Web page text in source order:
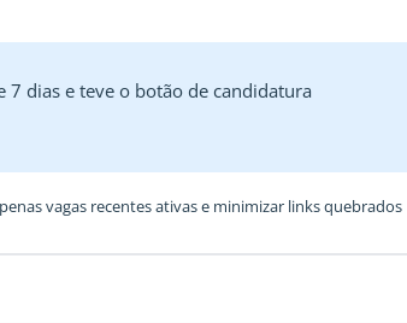
7 dias e teve o botão de candidatura
vagas recentes ativas e minimizar links quebrados